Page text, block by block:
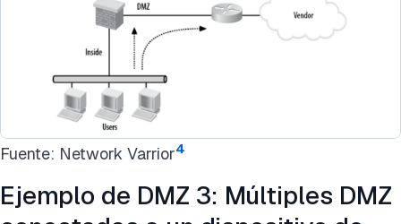
Fuente: Network Varrior4
Ejemplo de DMZ 3: Múltiples DMZ